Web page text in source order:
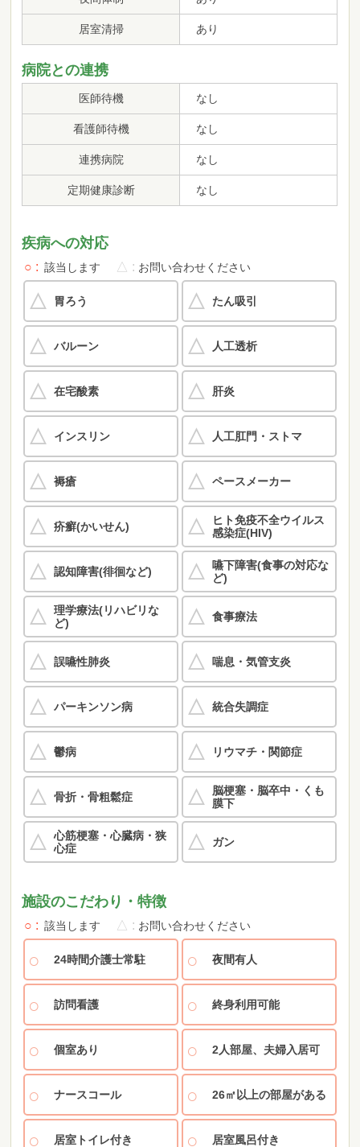
居室清掃 あり
病院との連携
医師待機 なし
看護師待機 なし
連携病院 なし
定期健康診断 なし
疾病への対応
○ 該当します △ お問い合わせください
胃ろう たん吸引
バルーン 人工透析
在宅酸素 肝炎
インスリン 人工肛門・ストマ
褥瘡 ペースメーカー
疥癬(かいせん)
ヒト免疫不全ウイルス
感染症(HIV)
認知障害(徘徊など)
嚥下障害(食事の対応な
ど)
理学療法(リハビリな
ど)
食事療法
誤嚥性肺炎 喘息・気管支炎
パーキンソン病 統合失調症
鬱病 リウマチ・関節症
骨折・骨粗鬆症
脳梗塞・脳卒中・くも
膜下
心筋梗塞・心臓病・狭
心症
ガン
施設のこだわり・特徴
○ 該当します △ お問い合わせください
24時間介護士常駐 夜間有人
訪問看護 終身利用可能
個室あり 2人部屋、夫婦入居可
ナースコール 26㎡以上の部屋がある
居室トイレ付き 居室風呂付き